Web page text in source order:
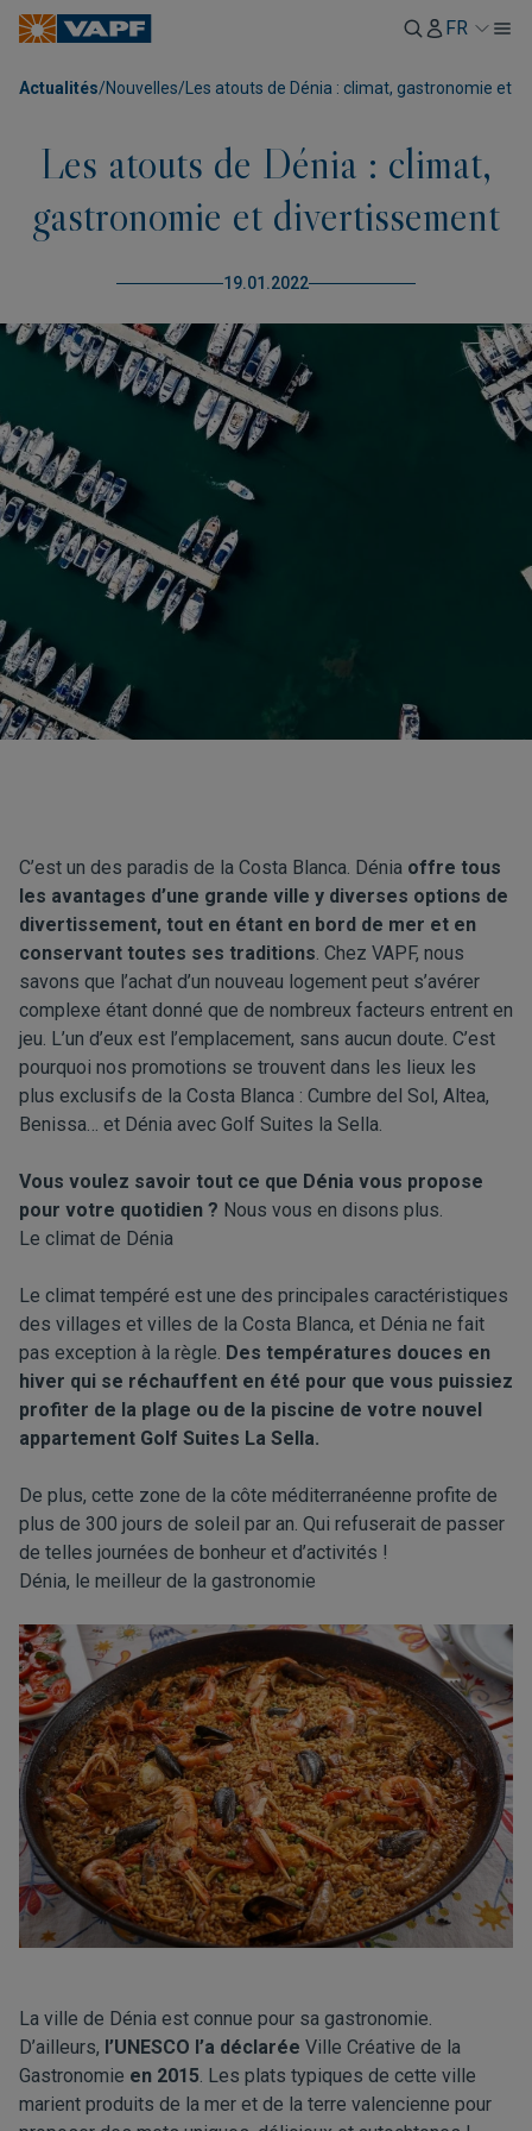
FR
Actualités/Nouvelles/ Les atouts de Dénia : climat, gastronomie et
Les atouts de Dénia : climat,
gastronomie et divertissement
19.01.2022
C’est un des paradis de la Costa Blanca. Dénia offre tous
les avantages d’une grande ville y diverses options de
divertissement, tout en étant en bord de mer et en
conservant toutes ses traditions. Chez VAPF, nous
savons que l’achat d’un nouveau logement peut s’avérer
complexe étant donné que de nombreux facteurs entrent en
jeu. L’un d’eux est l’emplacement, sans aucun doute. C’est
pourquoi nos promotions se trouvent dans les lieux les
plus exclusifs de la Costa Blanca : Cumbre del Sol, Altea,
Benissa… et Dénia avec Golf Suites la Sella.
Vous voulez savoir tout ce que Dénia vous propose
pour votre quotidien ? Nous vous en disons plus.
Le climat de Dénia
Le climat tempéré est une des principales caractéristiques
des villages et villes de la Costa Blanca, et Dénia ne fait
pas exception à la règle. Des températures douces en
hiver qui se réchauffent en été pour que vous puissiez
profiter de la plage ou de la piscine de votre nouvel
appartement Golf Suites La Sella.
De plus, cette zone de la côte méditerranéenne profite de
plus de 300 jours de soleil par an. Qui refuserait de passer
de telles journées de bonheur et d’activités !
Dénia, le meilleur de la gastronomie
La ville de Dénia est connue pour sa gastronomie.
D’ailleurs, l’UNESCO l’a déclarée Ville Créative de la
Gastronomie en 2015. Les plats typiques de cette ville
marient produits de la mer et de la terre valencienne pour